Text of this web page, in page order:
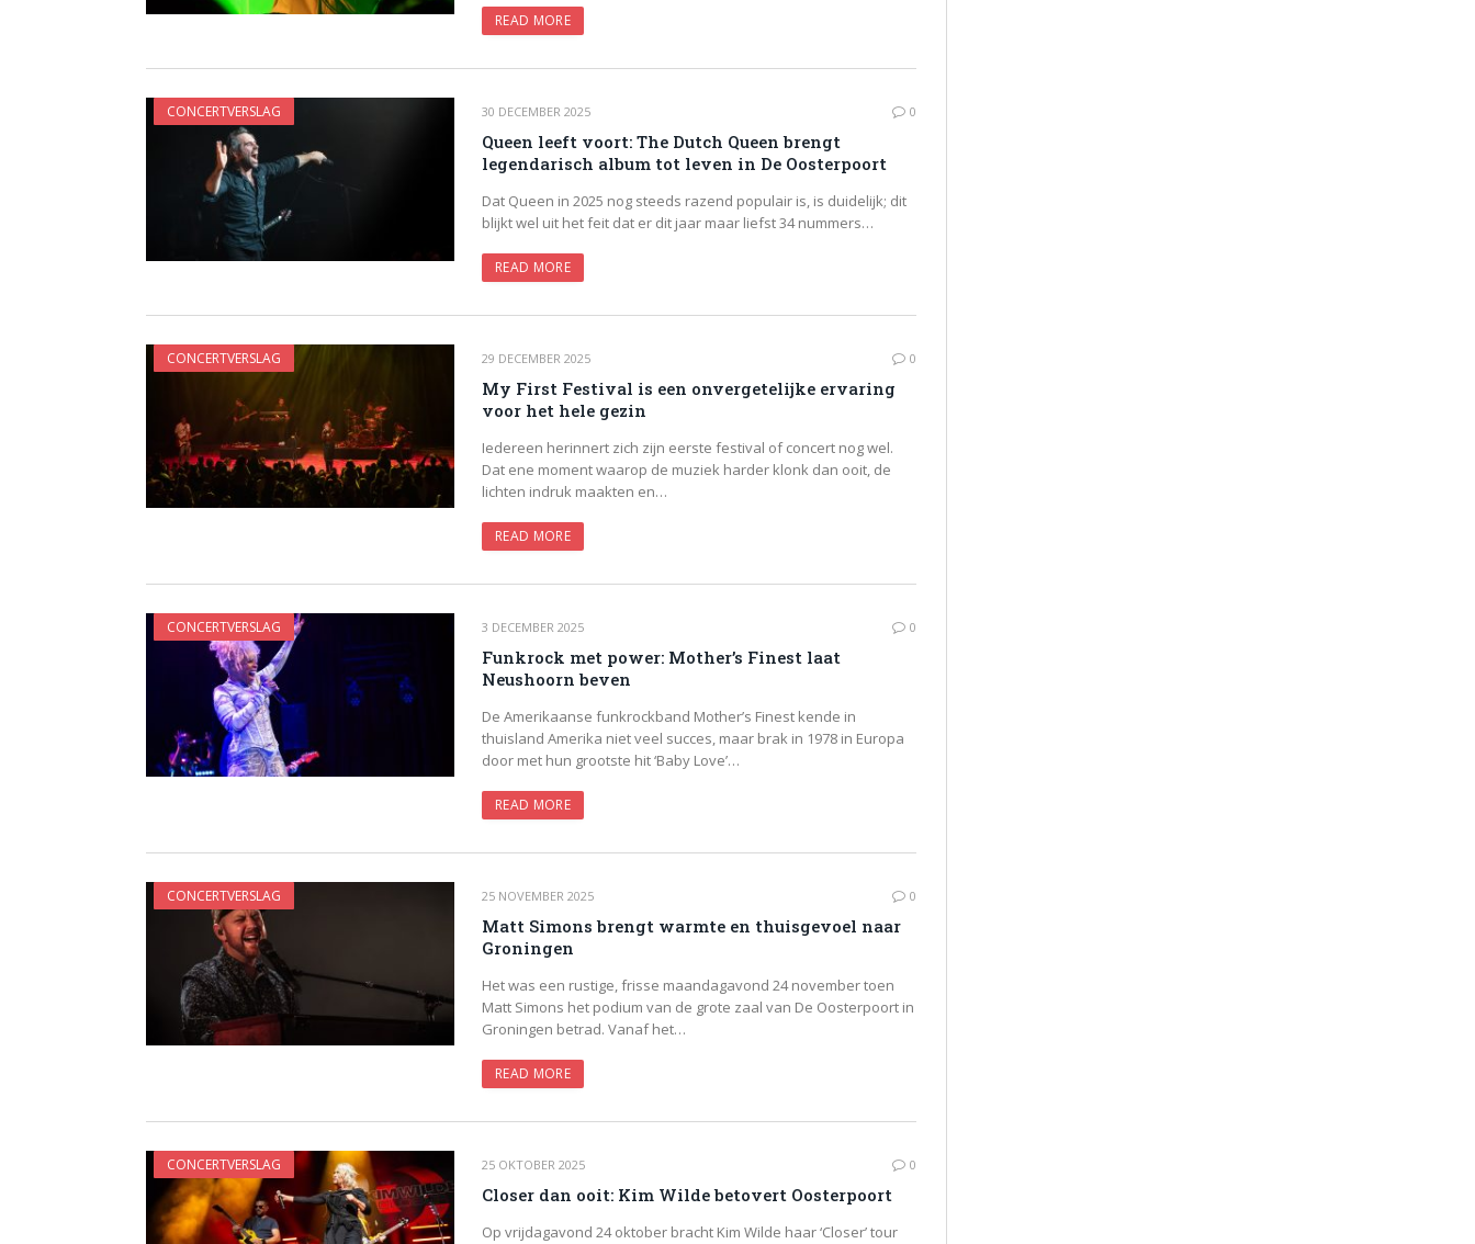
READ MORE
CONCERTVERSLAG 30 DECEMBER 2025 0
Queen leeft voort: The Dutch Queen brengt
legendarisch album tot leven in De Oosterpoort
Dat Queen in 2025 nog steeds razend populair is, is duidelijk; dit
blijkt wel uit het feit dat er dit jaar maar liefst 34 nummers…
READ MORE
CONCERTVERSLAG 29 DECEMBER 2025 0
My First Festival is een onvergetelijke ervaring
voor het hele gezin
Iedereen herinnert zich zijn eerste festival of concert nog wel.
Dat ene moment waarop de muziek harder klonk dan ooit, de
lichten indruk maakten en…
READ MORE
CONCERTVERSLAG 3 DECEMBER 2025 0
Funkrock met power: Mother’s Finest laat
Neushoorn beven
De Amerikaanse funkrockband Mother’s Finest kende in
thuisland Amerika niet veel succes, maar brak in 1978 in Europa
door met hun grootste hit ‘Baby Love’…
READ MORE
CONCERTVERSLAG 25 NOVEMBER 2025 0
Matt Simons brengt warmte en thuisgevoel naar
Groningen
Het was een rustige, frisse maandagavond 24 november toen
Matt Simons het podium van de grote zaal van De Oosterpoort in
Groningen betrad. Vanaf het…
READ MORE
CONCERTVERSLAG 25 OKTOBER 2025 0
Closer dan ooit: Kim Wilde betovert Oosterpoort
Op vrijdagavond 24 oktober bracht Kim Wilde haar ‘Closer’ tour